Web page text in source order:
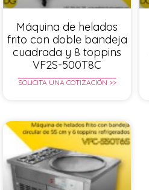
Máquina de helados
frito con doble bandeja
cuadrada y 8 toppins
VF2S-500T8C
SOLICITA UNA COTIZACIÓN >>